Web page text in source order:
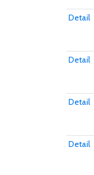
Detail
Detail
Detail
Detail